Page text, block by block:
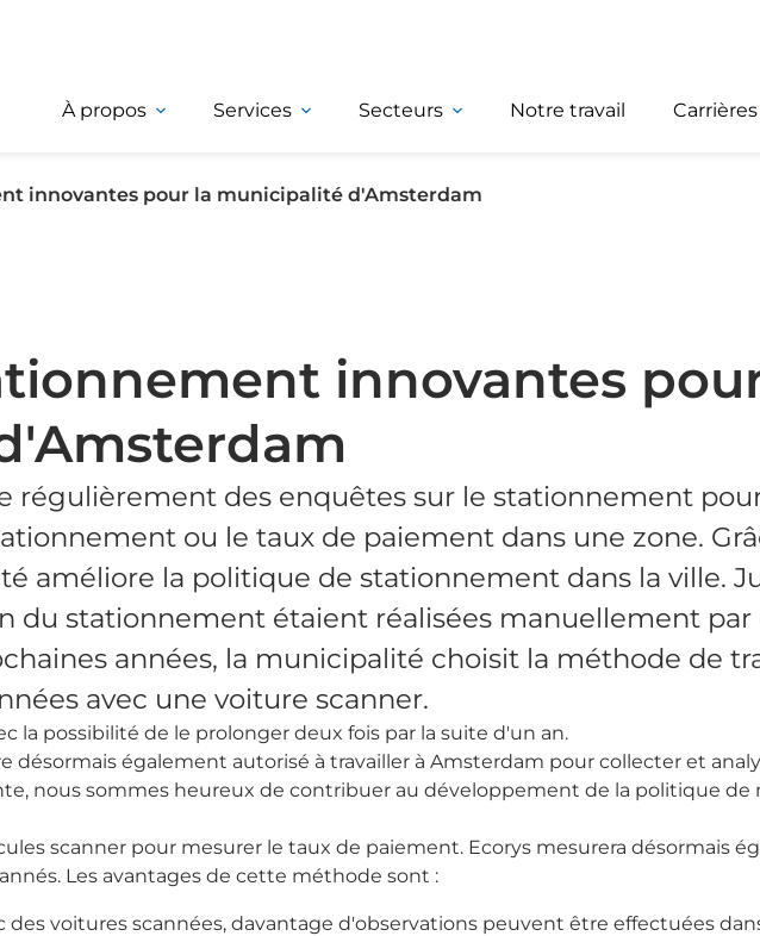
À propos Services Secteurs Notre travail Carrières
innovantes pour la municipalité d'Amsterdam
innovantes
régulièrement des enquêtes sur le stationnement
ou le taux de paiement dans une zone.
améliore la politique de stationnement dans la ville.
du stationnement étaient réalisées manuellement par
années, la municipalité choisit la méthode de
avec une voiture scanner.
la possibilité de le prolonger deux fois par la suite d'un an.
désormais également autorisé à travailler à Amsterdam pour collecter et
nous sommes heureux de contribuer au développement de la politique
scanner pour mesurer le taux de paiement. Ecorys mesurera désormais
Les avantages de cette méthode sont :
des voitures scannées, davantage d'observations peuvent être effectuées